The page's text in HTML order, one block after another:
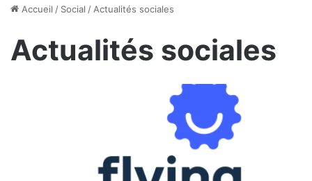
Accueil / Social / Actualités sociales
Actualités sociales